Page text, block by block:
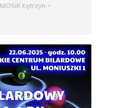
MOSiR Kętrzyn